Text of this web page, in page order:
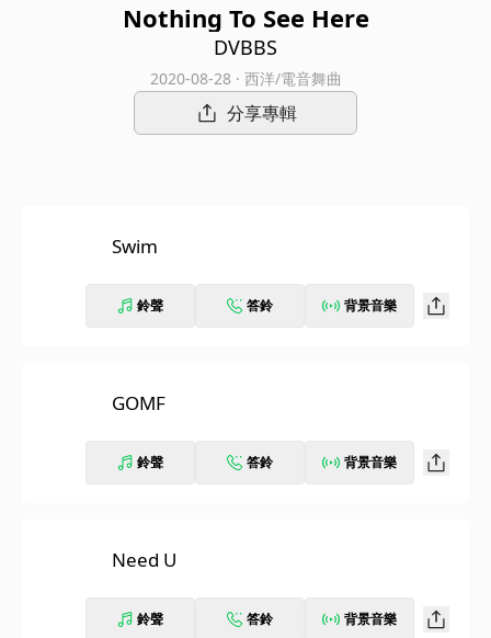
Nothing To See Here
DVBBS
2020-08-28 · 西洋/電音舞曲
分享專輯
Swim
鈴聲 答鈴 背景音樂
GOMF
鈴聲 答鈴 背景音樂
Need U
鈴聲 答鈴 背景音樂